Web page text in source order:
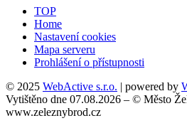
TOP
Home
Nastavení cookies
Mapa serveru
Prohlášení o přístupnosti
© 2025 WebActive s.r.o. | powered by
Vytištěno dne 07.08.2026 – © Město
www.zeleznybrod.cz